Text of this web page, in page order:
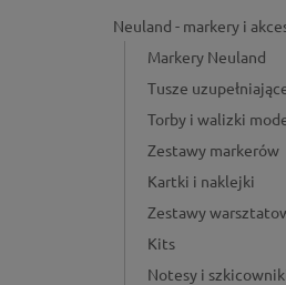
Neuland - markery i
Markery Neuland
Tusze
Torby i walizki
Zestawy markerów
Kartki i naklejki
Zestawy
Kits
Notesy i